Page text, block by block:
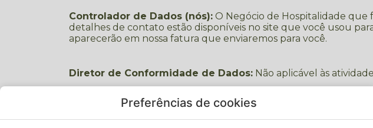
Controlador de Dados (nós): O Negócio de Hospitalidade que
detalhes de contato estão disponíveis no site que você usou
aparecerão em nossa fatura que enviaremos para você.
Diretor de Conformidade de Dados: Não aplicável às
Você, que preencheu o formulário de reserva ou
Preferências de cookies